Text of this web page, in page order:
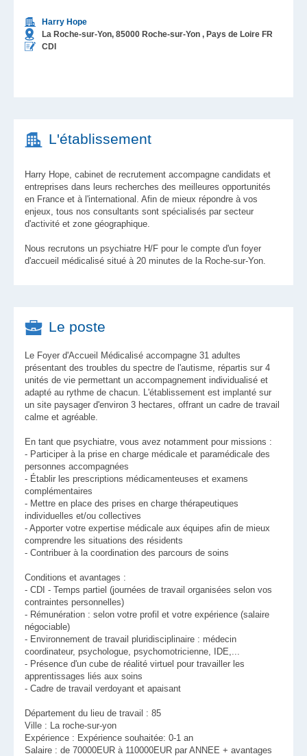
Harry Hope
La Roche-sur-Yon, 85000 Roche-sur-Yon , Pays de Loire FR
CDI
L'établissement
Harry Hope, cabinet de recrutement accompagne candidats et
entreprises dans leurs recherches des meilleures opportunités
en France et à l'international. Afin de mieux répondre à vos
enjeux, tous nos consultants sont spécialisés par secteur
d'activité et zone géographique.
Nous recrutons un psychiatre H/F pour le compte d'un foyer
d'accueil médicalisé situé à 20 minutes de la Roche-sur-Yon.
Le poste
Le Foyer d'Accueil Médicalisé accompagne 31 adultes
présentant des troubles du spectre de l'autisme, répartis sur 4
unités de vie permettant un accompagnement individualisé et
adapté au rythme de chacun. L'établissement est implanté sur
un site paysager d'environ 3 hectares, offrant un cadre de travail
calme et agréable.
En tant que psychiatre, vous avez notamment pour missions :
- Participer à la prise en charge médicale et paramédicale des
personnes accompagnées
- Établir les prescriptions médicamenteuses et examens
complémentaires
- Mettre en place des prises en charge thérapeutiques
individuelles et/ou collectives
- Apporter votre expertise médicale aux équipes afin de mieux
comprendre les situations des résidents
- Contribuer à la coordination des parcours de soins
Conditions et avantages :
- CDI - Temps partiel (journées de travail organisées selon vos
contraintes personnelles)
- Rémunération : selon votre profil et votre expérience (salaire
négociable)
- Environnement de travail pluridisciplinaire : médecin
coordinateur, psychologue, psychomotricienne, IDE,...
- Présence d'un cube de réalité virtuel pour travailler les
apprentissages liés aux soins
- Cadre de travail verdoyant et apaisant
Département du lieu de travail : 85
Ville : La roche-sur-yon
Expérience : Expérience souhaitée: 0-1 an
Salaire : de 70000EUR à 110000EUR par ANNEE + avantages